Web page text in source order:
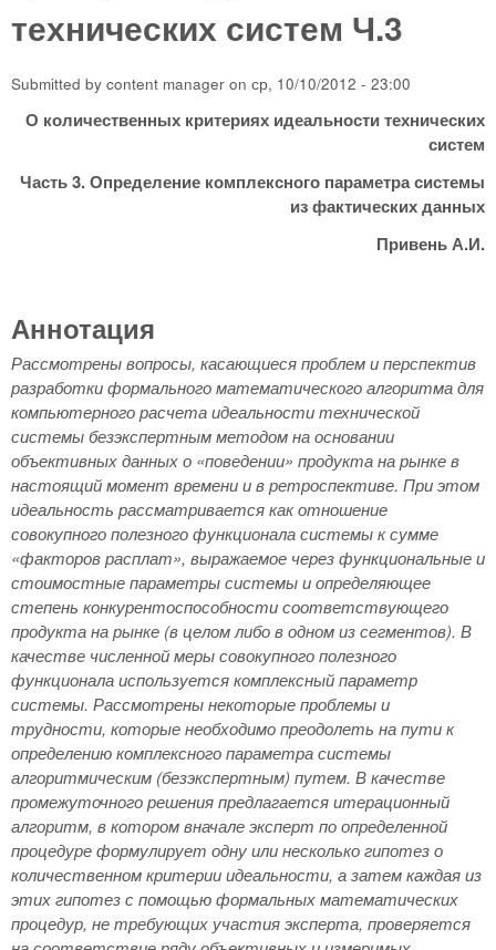
технических систем Ч.3
Submitted by content manager on ср, 10/10/2012 - 23:00
О количественных критериях идеальности технических
систем
Часть 3. Определение комплексного параметра системы
из фактических данных
Привень А.И.
Аннотация
Рассмотрены вопросы, касающиеся проблем и перспектив
разработки формального математического алгоритма для
компьютерного расчета идеальности технической
системы безэкспертным методом на основании
объективных данных о «поведении» продукта на рынке в
настоящий момент времени и в ретроспективе. При этом
идеальность рассматривается как отношение
совокупного полезного функционала системы к сумме
«факторов расплат», выражаемое через функциональные и
стоимостные параметры системы и определяющее
степень конкурентоспособности соответствующего
продукта на рынке (в целом либо в одном из сегментов). В
качестве численной меры совокупного полезного
функционала используется комплексный параметр
системы. Рассмотрены некоторые проблемы и
трудности, которые необходимо преодолеть на пути к
определению комплексного параметра системы
алгоритмическим (безэкспертным) путем. В качестве
промежуточного решения предлагается итерационный
алгоритм, в котором вначале эксперт по определенной
процедуре формулирует одну или несколько гипотез о
количественном критерии идеальности, а затем каждая из
этих гипотез с помощью формальных математических
процедур, не требующих участия эксперта, проверяется